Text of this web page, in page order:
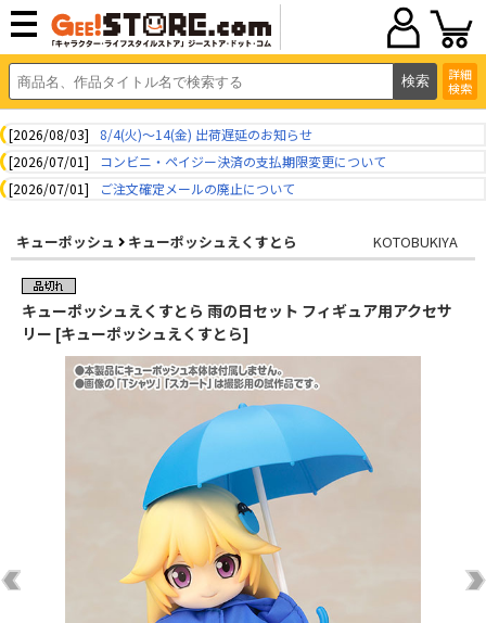
詳細
検索
[2026/08/03]
8/4(火)～14(金) 出荷遅延のお知らせ
[2026/07/01]
コンビニ・ペイジー決済の支払期限変更について
[2026/07/01]
ご注文確定メールの廃止について
キューポッシュ キューポッシュえくすとら KOTOBUKIYA
キューポッシュえくすとら 雨の日セット フィギュア用アクセサ
リー [キューポッシュえくすとら]